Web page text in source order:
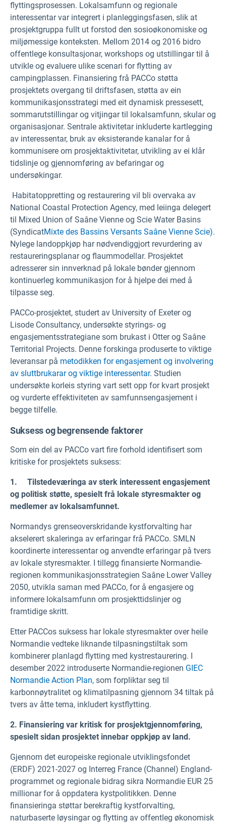
flyttingsprosessen. Lokalsamfunn og regionale
interessentar var integrert i planleggingsfasen, slik at
prosjektgruppa fullt ut forstod den sosioøkonomiske og
miljømessige konteksten. Mellom 2014 og 2016 bidro
offentlege konsultasjonar, workshops og utstillingar til å
utvikle og evaluere ulike scenari for flytting av
campingplassen. Finansiering frå PACCo støtta
prosjektets overgang til driftsfasen, støtta av ein
kommunikasjonsstrategi med eit dynamisk pressesett,
sommarutstillingar og vitjingar til lokalsamfunn, skular og
organisasjonar. Sentrale aktivitetar inkluderte kartlegging
av interessentar, bruk av eksisterande kanalar for å
kommunisere om prosjektaktivitetar, utvikling av ei klår
tidslinje og gjennomføring av befaringar og
undersøkingar.
Habitatoppretting og restaurering vil bli overvaka av
National Coastal Protection Agency, med leiinga delegert
til Mixed Union of Saâne Vienne og Scie Water Basins
(SyndicatMixte des Bassins Versants Saâne Vienne Scie).
Nylege landoppkjøp har nødvendiggjort revurdering av
restaureringsplanar og flaummodellar. Prosjektet
adresserer sin innverknad på lokale bønder gjennom
kontinuerleg kommunikasjon for å hjelpe dei med å
tilpasse seg.
PACCo-prosjektet, studert av University of Exeter og
Lisode Consultancy, undersøkte styrings- og
engasjementsstrategiane som brukast i Otter og Saâne
Territorial Projects. Denne forskinga produserte to viktige
leveransar på metodikken for engasjement og involvering
av sluttbrukarar og viktige interessentar. Studien
undersøkte korleis styring vart sett opp for kvart prosjekt
og vurderte effektiviteten av samfunnsengasjement i
begge tilfelle.
Suksess og begrensende faktorer
Som ein del av PACCo vart fire forhold identifisert som
kritiske for prosjektets suksess:
1. Tilstedeværinga av sterk interessent engasjement
og politisk støtte, spesielt frå lokale styresmakter og
medlemer av lokalsamfunnet.
Normandys grenseoverskridande kystforvalting har
akselerert skaleringa av erfaringar frå PACCo. SMLN
koordinerte interessentar og anvendte erfaringar på tvers
av lokale styresmakter. I tillegg finansierte Normandie-
regionen kommunikasjonsstrategien Saâne Lower Valley
2050, utvikla saman med PACCo, for å engasjere og
informere lokalsamfunn om prosjekttidslinjer og
framtidige skritt.
Etter PACCos suksess har lokale styresmakter over heile
Normandie vedteke liknande tilpasningstiltak som
kombinerer planlagd flytting med kystrestaurering. I
desember 2022 introduserte Normandie-regionen GIEC
Normandie Action Plan, som forpliktar seg til
karbonnøytralitet og klimatilpasning gjennom 34 tiltak på
tvers av åtte tema, inkludert kystflytting.
2. Finansiering var kritisk for prosjektgjennomføring,
spesielt sidan prosjektet innebar oppkjøp av land.
Gjennom det europeiske regionale utviklingsfondet
(ERDF) 2021-2027 og Interreg France (Channel) England-
programmet og regionale bidrag sikra Normandie EUR 25
millionar for å oppdatera kystpolitikken. Denne
finansieringa støttar berekraftig kystforvalting,
naturbaserte løysingar og flytting av offentleg økonomisk